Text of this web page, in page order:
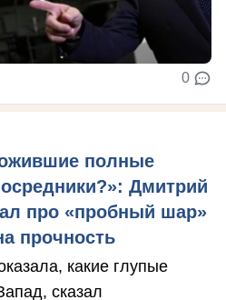
0
полные
Дмитрий
про «пробный шар»
прочность
какие глупые
сказал